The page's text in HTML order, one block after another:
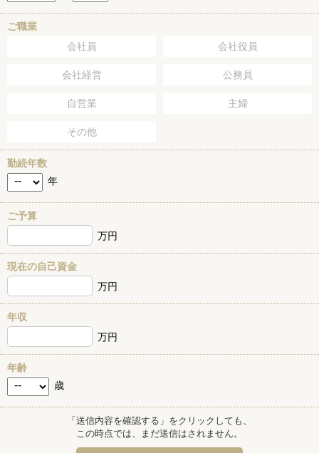
ご職業
会社員
会社役員
会社経営 公務員
自営業 主婦
その他
勤続年数
年
ご予算
万円
現在の自己資金
万円
年収
万円
年齢
歳
「送信内容を確認する」をクリックしても、
この時点では、まだ送信はされません。